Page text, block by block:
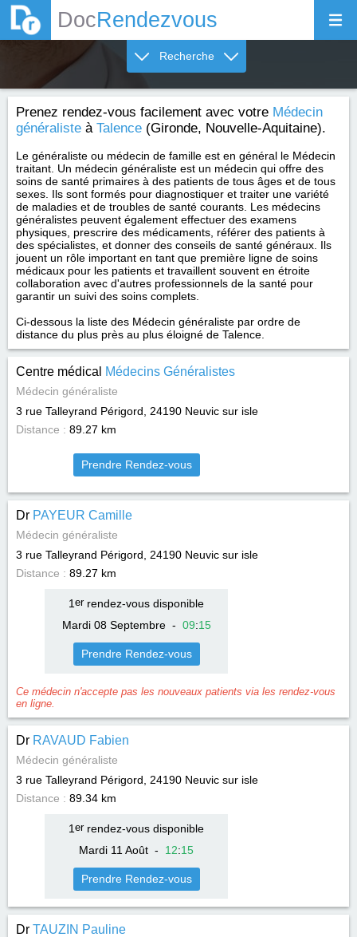
DocRendezvous
Recherche
Prenez rendez-vous facilement avec votre Médecin
généraliste à Talence (Gironde, Nouvelle-Aquitaine).
Le généraliste ou médecin de famille est en général le Médecin
traitant. Un médecin généraliste est un médecin qui offre des
soins de santé primaires à des patients de tous âges et de tous
sexes. Ils sont formés pour diagnostiquer et traiter une variété
de maladies et de troubles de santé courants. Les médecins
généralistes peuvent également effectuer des examens
physiques, prescrire des médicaments, référer des patients à
des spécialistes, et donner des conseils de santé généraux. Ils
jouent un rôle important en tant que première ligne de soins
médicaux pour les patients et travaillent souvent en étroite
collaboration avec d'autres professionnels de la santé pour
garantir un suivi des soins complets.
Ci-dessous la liste des Médecin généraliste par ordre de
distance du plus près au plus éloigné de Talence.
Centre médical Médecins Généralistes
Médecin généraliste
3 rue Talleyrand Périgord, 24190 Neuvic sur isle
Distance : 89.27 km
Prendre Rendez-vous
Dr PAYEUR Camille
Médecin généraliste
3 rue Talleyrand Périgord, 24190 Neuvic sur isle
Distance : 89.27 km
1 errendez-vous disponible
Mardi 08 Septembre- 09:15
Prendre Rendez-vous
Ce médecin n'accepte pas les nouveaux patients via les rendez-vous
en ligne.
Dr RAVAUD Fabien
Médecin généraliste
3 rue Talleyrand Périgord, 24190 Neuvic sur isle
Distance : 89.34 km
1 errendez-vous disponible
Mardi 11 Août - 12:15
Prendre Rendez-vous
Dr TAUZIN Pauline